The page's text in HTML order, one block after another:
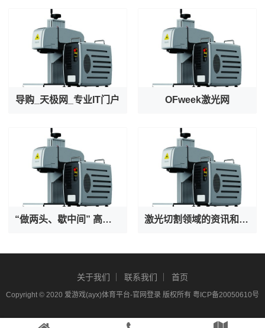
导购_天极网_专业IT门户 OFweek激光网
“做两头、歇中间” 高温之下守护者也在被守护 激光切割领域的资讯和技术解决方案的提供者--激光切割 - OFweek网
关于我们 联系我们 首页
Copyright © 2020 爱游戏(ayx)体育平台-官网登录 版权所有 粤ICP备20050610号